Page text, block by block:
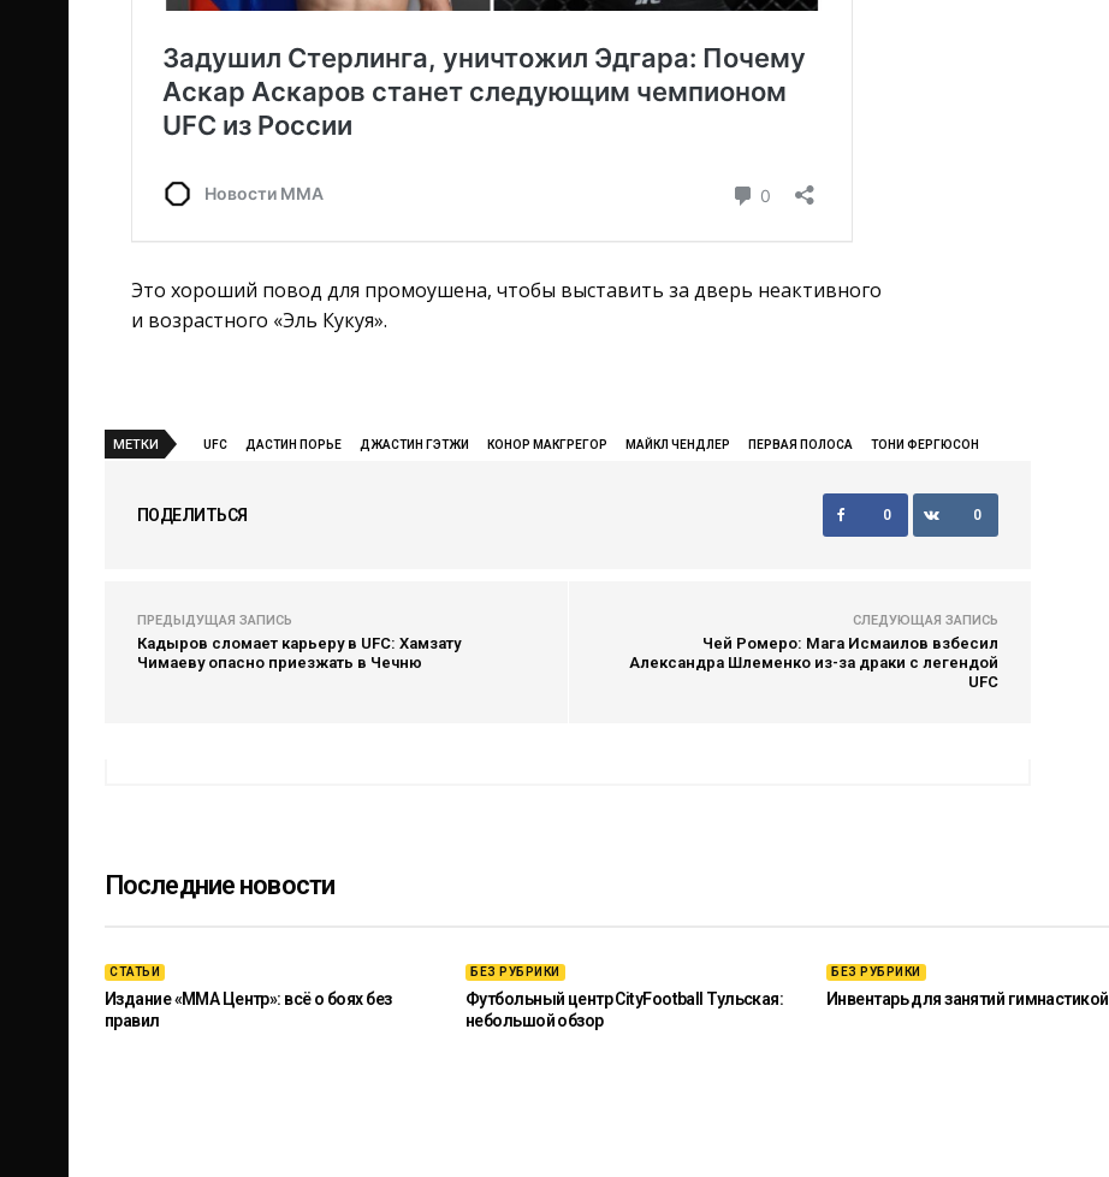
Это хороший повод для промоушена, чтобы выставить за дверь неактивного
и возрастного «Эль Кукуя».
МЕТКИ UFC ДАСТИН ПОРЬЕ ДЖАСТИН ГЭТЖИ КОНОР МАКГРЕГОР МАЙКЛ ЧЕНДЛЕР ПЕРВАЯ ПОЛОСА ТОНИ ФЕРГЮСОН
ПОДЕЛИТЬСЯ 0 0
ПРЕДЫДУЩАЯ ЗАПИСЬ
Кадыров сломает карьеру в UFC: Хамзату
Чимаеву опасно приезжать в Чечню
СЛЕДУЮЩАЯ ЗАПИСЬ
Чей Ромеро: Мага Исмаилов взбесил
Александра Шлеменко из-за драки с легендой
UFC
Последние новости
СТАТЬИ
Издание «ММА Центр»: всё о боях без
правил
БЕЗ РУБРИКИ
Футбольный центр CityFootball Тульская:
небольшой обзор
БЕЗ РУБРИКИ
Инвентарь для занятий гимнастикой